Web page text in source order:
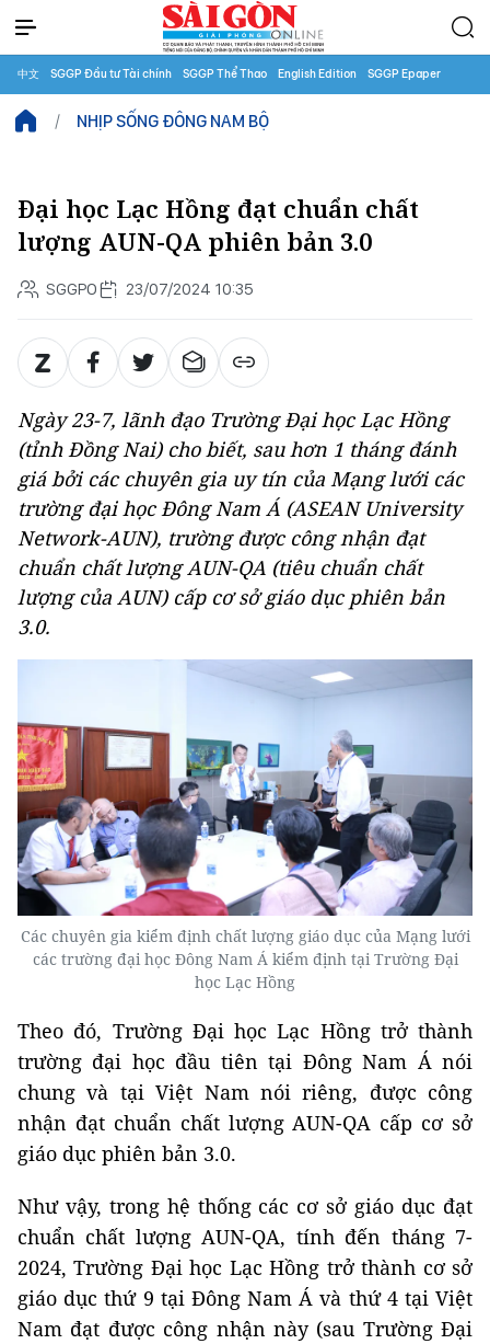
中文 SGGP Đầu tư Tài chính SGGP Thể Thao English Edition SGGP Epaper
NHỊP SỐNG ĐÔNG NAM BỘ
Đại học Lạc Hồng đạt chuẩn chất
lượng AUN-QA phiên bản 3.0
SGGPO 23/07/2024 10:35
Ngày 23-7, lãnh đạo Trường Đại học Lạc Hồng
(tỉnh Đồng Nai) cho biết, sau hơn 1 tháng đánh
giá bởi các chuyên gia uy tín của Mạng lưới các
trường đại học Đông Nam Á (ASEAN University
Network-AUN), trường được công nhận đạt
chuẩn chất lượng AUN-QA (tiêu chuẩn chất
lượng của AUN) cấp cơ sở giáo dục phiên bản
3.0.
Các chuyên gia kiểm định chất lượng giáo dục của Mạng lưới
các trường đại học Đông Nam Á kiểm định tại Trường Đại
học Lạc Hồng
Theo đó, Trường Đại học Lạc Hồng trở thành
trường đại học đầu tiên tại Đông Nam Á nói
chung và tại Việt Nam nói riêng, được công
nhận đạt chuẩn chất lượng AUN-QA cấp cơ sở
giáo dục phiên bản 3.0.
Như vậy, trong hệ thống các cơ sở giáo dục đạt
chuẩn chất lượng AUN-QA, tính đến tháng 7-
2024, Trường Đại học Lạc Hồng trở thành cơ sở
giáo dục thứ 9 tại Đông Nam Á và thứ 4 tại Việt
Nam đạt được công nhận này (sau Trường Đại